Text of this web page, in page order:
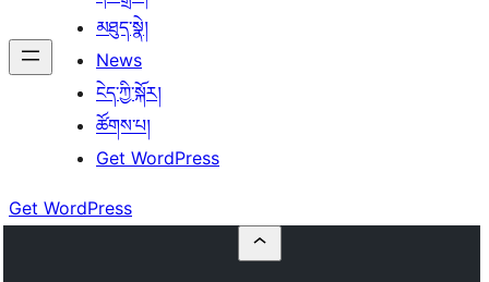
མཐུད་སྣེ།
News
ངེད་ཀྱི་སྐོར།
ཚོགས་པ།
Get WordPress
Get WordPress